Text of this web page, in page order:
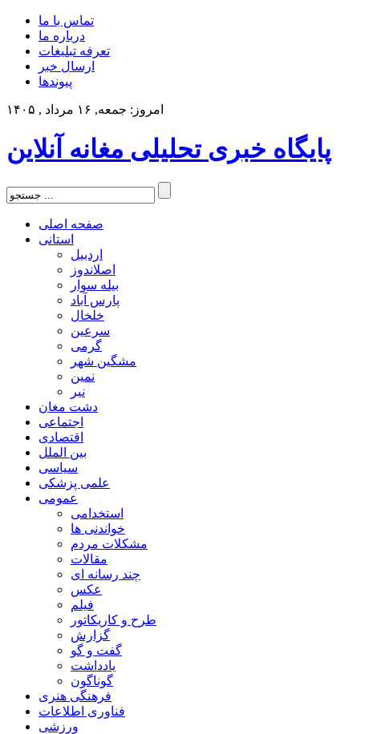
تماس با ما
درباره ما
تعرفه تبلیغات
ارسال خبر
پیوندها
امروز: جمعه, ۱۶ مرداد , ۱۴۰۵
پایگاه خبری تحلیلی مغانه آنلاین
صفحه اصلی
استانی
اردبیل
اصلاندوز
بیله سوار
پارس آباد
خلخال
سرعین
گرمی
مشگین شهر
نمین
نیر
دشت مغان
اجتماعی
اقتصادی
بین الملل
سیاسی
علمی پزشکی
عمومی
استخدامی
خواندنی ها
مشکلات مردم
مقالات
چند رسانه ای
عکس
فیلم
طرح و کاریکاتور
گزارش
گفت و گو
یادداشت
گوناگون
فرهنگی هنری
فناوری اطلاعات
ورزشی